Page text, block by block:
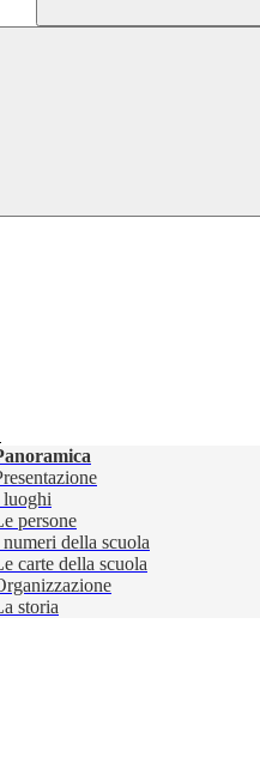
persone
della scuola
carte della scuola
storia